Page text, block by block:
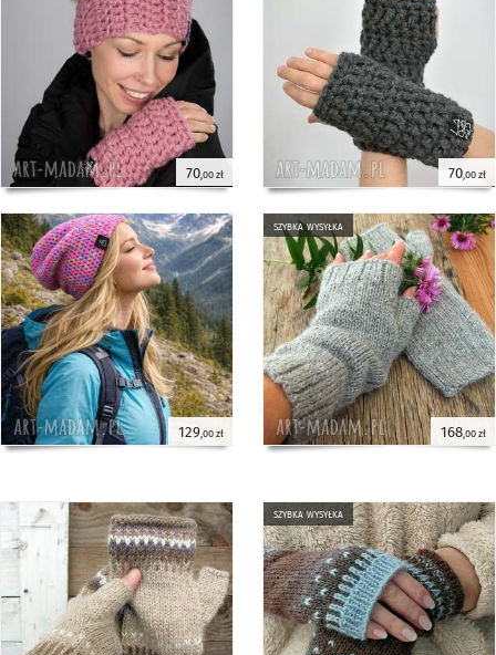
70,00 zł 70,00 zł
129,00 zł
szybka wysyłka
168,00 zł
szybka wysyłka